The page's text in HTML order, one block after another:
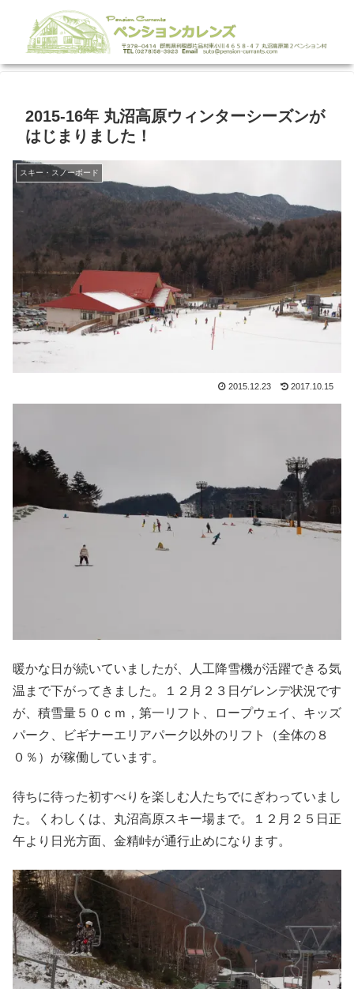
2015-16年 丸沼高原ウィンターシーズンが
はじまりました！
スキー・スノーボード
2015.12.23 2017.10.15
暖かな日が続いていましたが、人工降雪機が活躍できる気
温まで下がってきました。１２月２３日ゲレンデ状況です
が、積雪量５０ｃｍ，第一リフト、ロープウェイ、キッズ
パーク、ビギナーエリアパーク以外のリフト（全体の８
０％）が稼働しています。
待ちに待った初すべりを楽しむ人たちでにぎわっていまし
た。くわしくは、丸沼高原スキー場まで。１２月２５日正
午より日光方面、金精峠が通行止めになります。